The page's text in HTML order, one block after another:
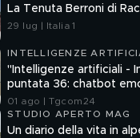
La Tenuta Berroni di
29 lug | Italia 1
INTELLIGENZE
A NOI
"Intelligenze artificiali -
puntata 36: chatbot
01 ago | Tgcom24
STUDIO APERTO MAG
Un diario della vita in